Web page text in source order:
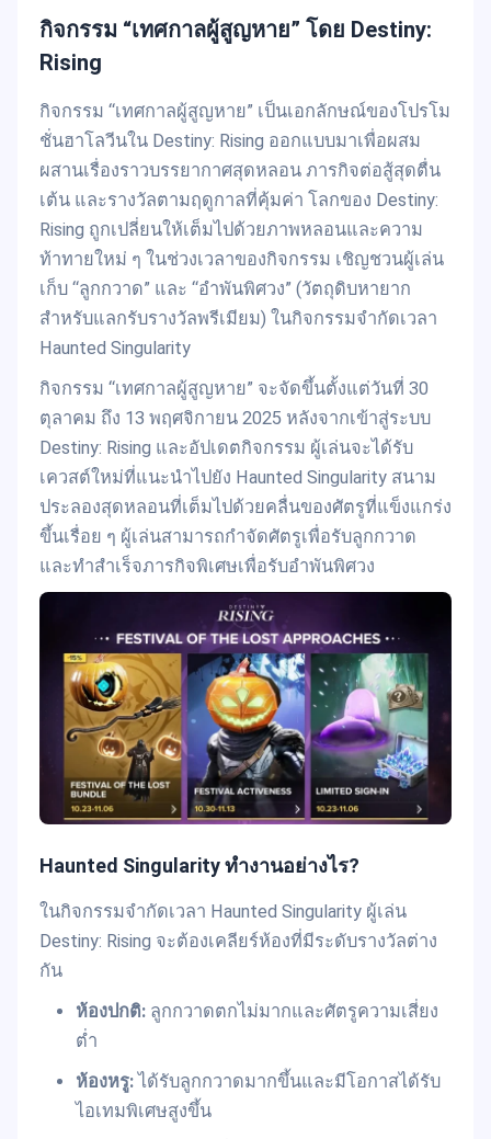
กิจกรรม “เทศกาลผู้สูญหาย” โดย Destiny:
Rising
กิจกรรม “เทศกาลผู้สูญหาย” เป็นเอกลักษณ์ของโปรโม
ชั่นฮาโลวีนใน Destiny: Rising ออกแบบมาเพื่อผสม
ผสานเรื่องราวบรรยากาศสุดหลอน ภารกิจต่อสู้สุดตื่น
เต้น และรางวัลตามฤดูกาลที่คุ้มค่า โลกของ Destiny:
Rising ถูกเปลี่ยนให้เต็มไปด้วยภาพหลอนและความ
ท้าทายใหม่ ๆ ในช่วงเวลาของกิจกรรม เชิญชวนผู้เล่น
เก็บ “ลูกกวาด” และ “อำพันพิศวง” (วัตถุดิบหายาก
สำหรับแลกรับรางวัลพรีเมียม) ในกิจกรรมจำกัดเวลา
Haunted Singularity
กิจกรรม “เทศกาลผู้สูญหาย” จะจัดขึ้นตั้งแต่วันที่ 30
ตุลาคม ถึง 13 พฤศจิกายน 2025 หลังจากเข้าสู่ระบบ
Destiny: Rising และอัปเดตกิจกรรม ผู้เล่นจะได้รับ
เควสต์ใหม่ที่แนะนำไปยัง Haunted Singularity สนาม
ประลองสุดหลอนที่เต็มไปด้วยคลื่นของศัตรูที่แข็งแกร่ง
ขึ้นเรื่อย ๆ ผู้เล่นสามารถกำจัดศัตรูเพื่อรับลูกกวาด
และทำสำเร็จภารกิจพิเศษเพื่อรับอำพันพิศวง
Haunted Singularity ทำงานอย่างไร?
ในกิจกรรมจำกัดเวลา Haunted Singularity ผู้เล่น
Destiny: Rising จะต้องเคลียร์ห้องที่มีระดับรางวัลต่าง
กัน
ห้องปกติ:ลูกกวาดตกไม่มากและศัตรูความเสี่ยง
ต่ำ
ห้องหรู:ได้รับลูกกวาดมากขึ้นและมีโอกาสได้รับ
ไอเทมพิเศษสูงขึ้น